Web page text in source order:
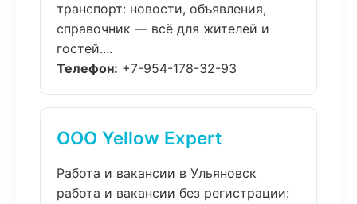
транспорт: новости, объявления,
справочник — всё для жителей и
гостей....
Телефон: +7-954-178-32-93
ООО Yellow Expert
Работа и вакансии в Ульяновск
работа и вакансии без регистрации: